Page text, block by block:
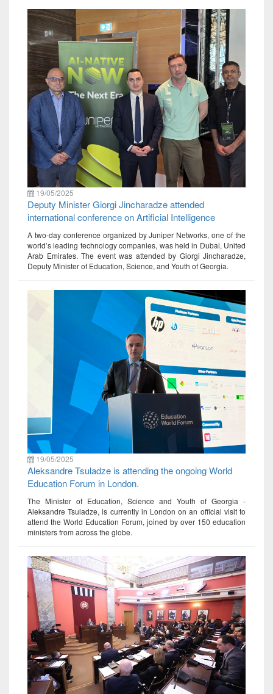
19/05/2025
Deputy Minister Giorgi Jincharadze attended
international conference on Artificial Intelligence
A two-day conference organized by Juniper Networks, one of the
world’s leading technology companies, was held in Dubai, United
Arab Emirates. The event was attended by Giorgi Jincharadze,
Deputy Minister of Education, Science, and Youth of Georgia.
19/05/2025
Aleksandre Tsuladze is attending the ongoing World
Education Forum in London.
The Minister of Education, Science and Youth of Georgia -
Aleksandre Tsuladze, is currently in London on an official visit to
attend the World Education Forum, joined by over 150 education
ministers from across the globe.